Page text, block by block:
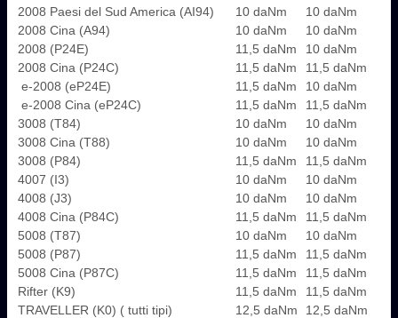
2008 Paesi del Sud America (AI94) 10 daNm
10 daNm
2008 Cina (A94)
10 daNm
10 daNm
2008 (P24E)
11,5 daNm
10 daNm
2008 Cina (P24C)
11,5 daNm
11,5 daNm
‎ e-2008 ‎(eP24E)
11,5 daNm
10 daNm
‎ e-2008 Cina ‎(eP24C)
11,5 daNm
11,5 daNm
3008 (T84)
10 daNm
10 daNm
3008 Cina (T88)
10 daNm
10 daNm
3008 (P84)
11,5 daNm
11,5 daNm
4007 (I3)
10 daNm
10 daNm
4008 (J3)
10 daNm
10 daNm
4008 Cina (P84C)
11,5 daNm
11,5 daNm
5008 (T87)
10 daNm
10 daNm
5008 (P87)
11,5 daNm
11,5 daNm
5008 Cina (P87C)
11,5 daNm
11,5 daNm
Rifter (K9)
11,5 daNm
11,5 daNm
TRAVELLER (K0) ( tutti tipi)
12,5 daNm
12,5 daNm